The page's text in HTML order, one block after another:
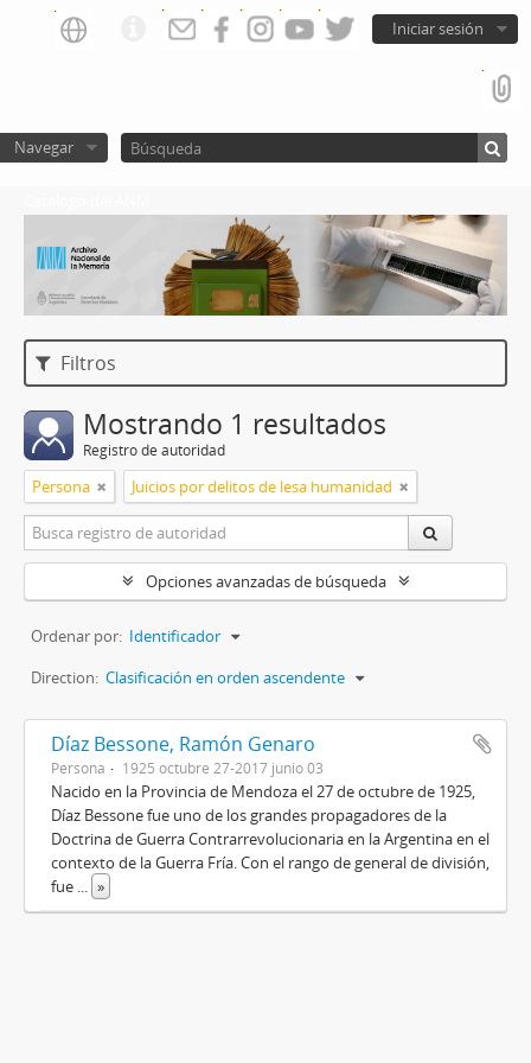
Iniciar sesión
Navegar
Filtros
Mostrando 1 resultados
Registro de autoridad
Persona Juicios por delitos de lesa humanidad
Opciones avanzadas de búsqueda
Ordenar por: Identificador
Direction: Clasificación en orden ascendente
Díaz Bessone, Ramón Genaro
Persona 1925 octubre 27-2017 junio 03
Nacido en la Provincia de Mendoza el 27 de octubre de 1925,
Díaz Bessone fue uno de los grandes propagadores de la
Doctrina de Guerra Contrarrevolucionaria en la Argentina en el
contexto de la Guerra Fría. Con el rango de general de división,
fue ... »